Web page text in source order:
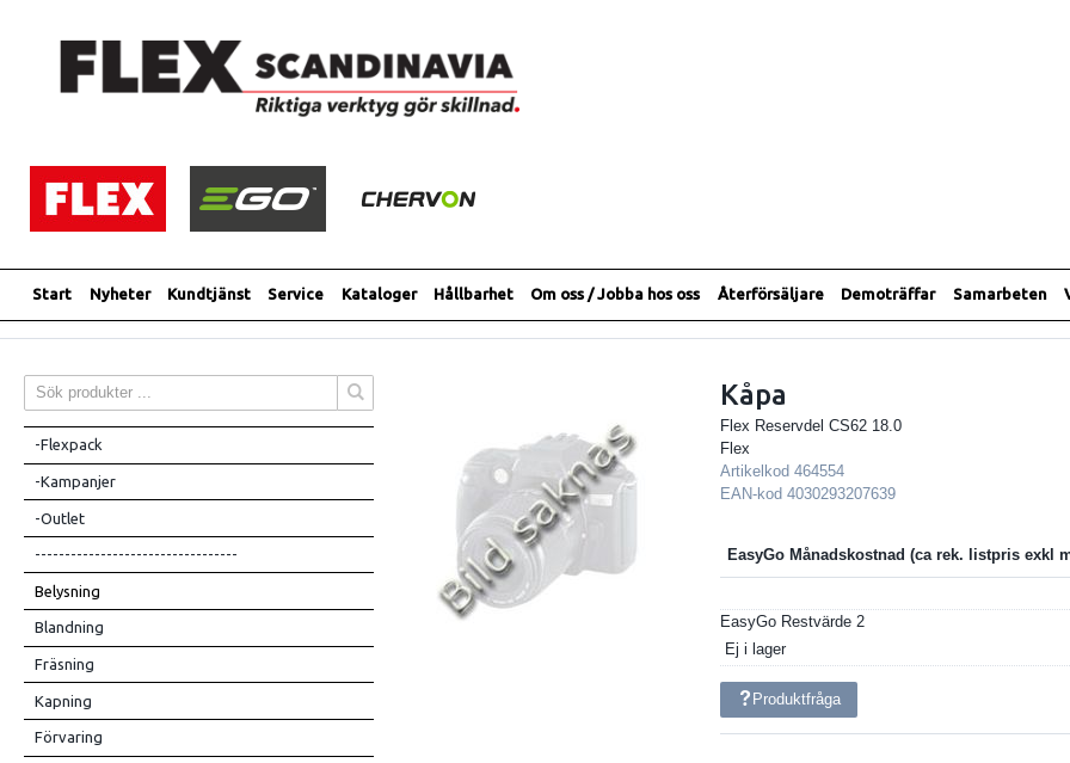
Start Nyheter Kundtjänst Service Kataloger Hållbarhet Om oss / Jobba hos oss Återförsäljare Demoträffar Samarbeten
-Flexpack
-Kampanjer
-Outlet
----------------------------------
Belysning
Blandning
Fräsning
Kapning
Förvaring
Kåpa
Flex Reservdel CS62 18.0
Flex
Artikelkod464554
EAN-kod4030293207639
EasyGo Månadskostnad
EasyGo Restvärde2
Ej i lager
Produktfråga